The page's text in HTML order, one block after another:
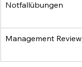
Notfallübungen
Management Review